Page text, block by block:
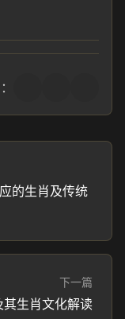
的生肖及传统
下一篇
生肖文化解读